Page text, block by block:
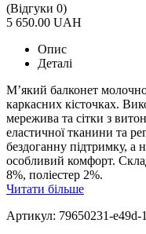
(Відгуки 0)
5 650.00 UAH
Опис
Деталі
М’який балконет
каркасних кісточках.
мережива та сітки з
еластичної тканини та
бездоганну підтримку, а
особливий комфорт.
8%, поліестер 2%.
Читати більше
Артикул: 79650231-e49d-